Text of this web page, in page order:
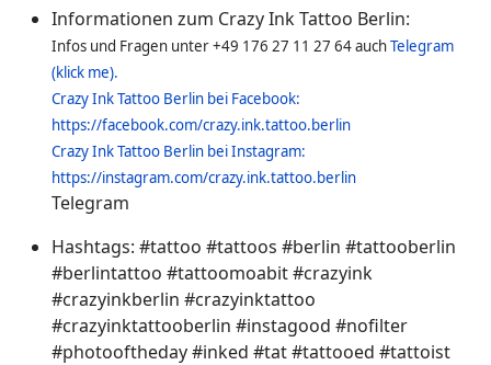
Informationen zum Crazy Ink Tattoo Berlin:
Infos und Fragen unter +49 176 27 11 27 64 auchTelegram
(klick me).
Crazy Ink Tattoo Berlin bei Facebook:
https://facebook.com/crazy.ink.tattoo.berlin
Crazy Ink Tattoo Berlin bei Instagram:
https://instagram.com/crazy.ink.tattoo.berlin
Telegram
Hashtags: #tattoo #tattoos #berlin #tattooberlin
#berlintattoo #tattoomoabit #crazyink
#crazyinkberlin #crazyinktattoo
#crazyinktattooberlin #instagood #nofilter
#photooftheday #inked #tat #tattooed #tattoist